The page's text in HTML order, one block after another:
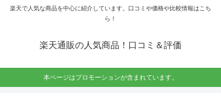
楽天で人気な商品を中心に紹介しています。口コミや価格や比較情報はこち
ら！
楽天通販の人気商品！口コミ＆評価
本ページはプロモーションが含まれています。